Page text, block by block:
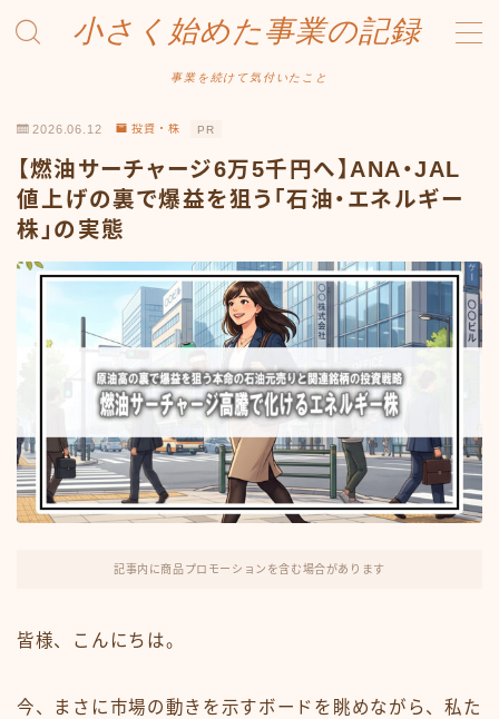
小さく始めた事業の記録
事業を続けて気付いたこと
Amazonせどり
トラブル事例
出品ノウハウ
フリマ物販
Yahoo出品
メルカリ販売
投資・株
FX・仮想通貨
リスキング・ラーニング
2026.06.12 投資・株 PR
【燃油サーチャージ6万5千円へ】ANA・JAL
値上げの裏で爆益を狙う「石油・エネルギー
株」の実態
記事内に商品プロモーションを含む場合があります
皆様、こんにちは。
今、まさに市場の動きを示すボードを眺めながら、私た